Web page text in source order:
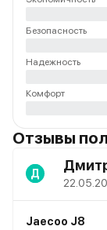
Безопасность
Надежность
Комфорт
Отзывы
Д
Jaecoo J8